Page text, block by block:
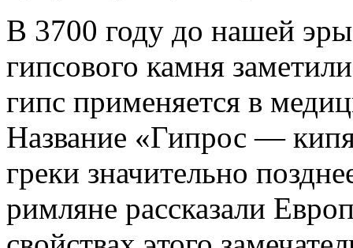
В 3700 году до нашей эры
гипсового камня
гипс применяется в
Название «Гипрос —
греки значительно
римляне рассказали